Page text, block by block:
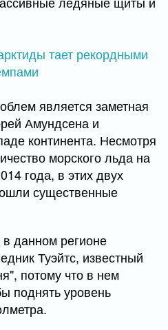
является заметная
Амундсена и
континента. Несмотря
морского льда на
года, в этих двух
существенные
данном регионе
Туэйтс, известный
потому что в нем
поднять уровень